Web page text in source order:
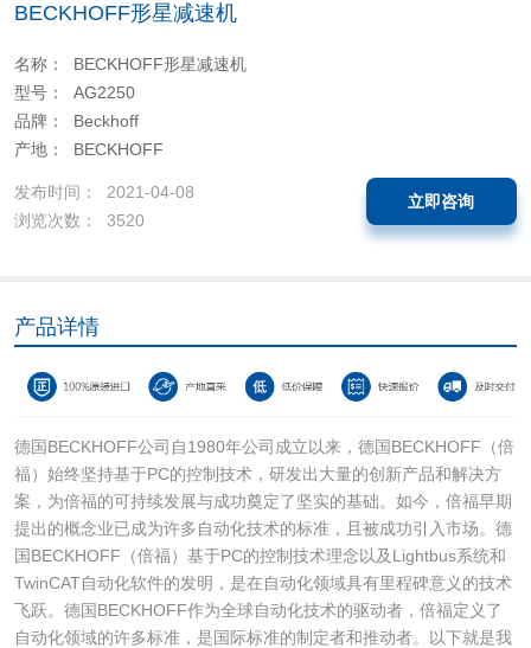
BECKHOFF形星减速机
名称： BECKHOFF形星减速机
型号： AG2250
品牌： Beckhoff
产地： BECKHOFF
发布时间： 2021-04-08
浏览次数： 3520
立即咨询
产品详情
德国BECKHOFF公司自1980年公司成立以来，德国BECKHOFF（倍
福）始终坚持基于PC的控制技术，研发出大量的创新产品和解决方
案，为倍福的可持续发展与成功奠定了坚实的基础。如今，倍福早期
提出的概念业已成为许多自动化技术的标准，且被成功引入市场。德
国BECKHOFF（倍福）基于PC的控制技术理念以及Lightbus系统和
TwinCAT自动化软件的发明，是在自动化领域具有里程碑意义的技术
飞跃。德国BECKHOFF作为全球自动化技术的驱动者，倍福定义了
自动化领域的许多标准，是国际标准的制定者和推动者。以下就是我